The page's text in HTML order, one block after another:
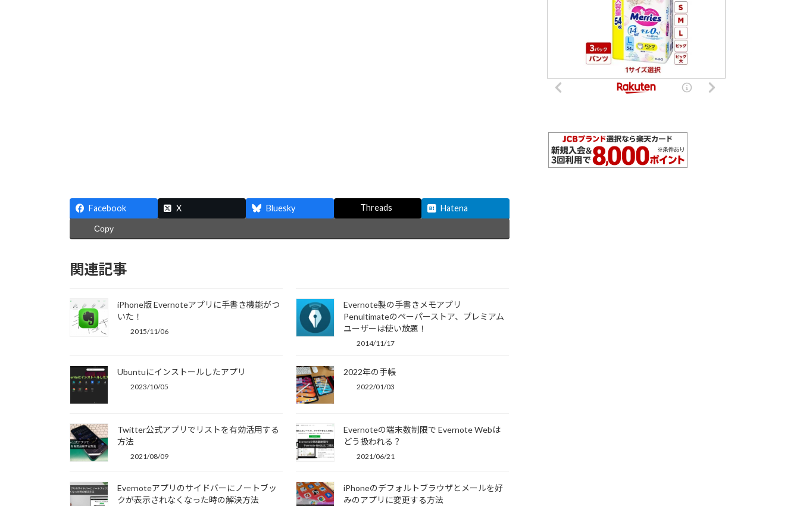
Facebook X Bluesky Threads Hatena
Copy
関連記事
iPhone版 Evernoteアプリに手書き機能がつ
いた！
2015/11/06
Evernote製の手書きメモアプリ
Penultimateのペーパーストア、プレミアム
ユーザーは使い放題！
2014/11/17
Ubuntuにインストールしたアプリ
2023/10/05
2022年の手帳
2022/01/03
Twitter公式アプリでリストを有効活用する
方法
2021/08/09
Evernoteの端末数制限で Evernote Webは
どう扱われる？
2021/06/21
Evernoteアプリのサイドバーにノートブッ
クが表示されなくなった時の解決方法
iPhoneのデフォルトブラウザとメールを好
みのアプリに変更する方法